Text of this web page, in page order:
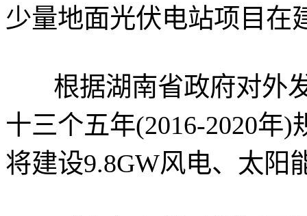
少量地面光伏电站项目在
根据湖南省政府对外发
十三个五年(2016-2020年
将建设9.8GW风电、太阳